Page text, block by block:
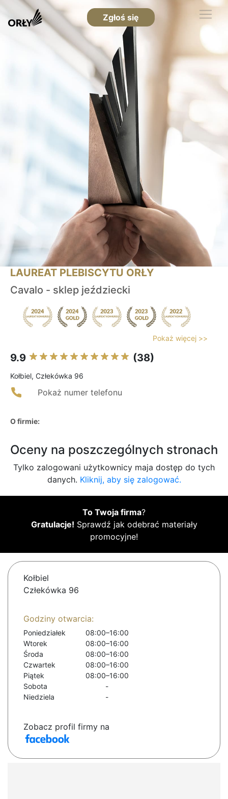
Zgłoś się
LAUREAT PLEBISCYTU ORŁY
Cavalo - sklep jeździecki
Pokaż więcej >>
9.9 (38)
Kołbiel, Człekówka 96
Pokaż numer telefonu
O firmie:
Oceny na poszczególnych stronach
Tylko zalogowani użytkownicy maja dostęp do tych
danych. Kliknij, aby się zalogować.
To Twoja firma?
Gratulacje! Sprawdź jak odebrać materiały
promocyjne!
Kołbiel
Człekówka 96
Godziny otwarcia:
Poniedziałek
08:00–16:00
Wtorek
08:00–16:00
Środa
08:00–16:00
Czwartek
08:00–16:00
Piątek
08:00–16:00
Sobota
-
Niedziela
-
Zobacz profil firmy na